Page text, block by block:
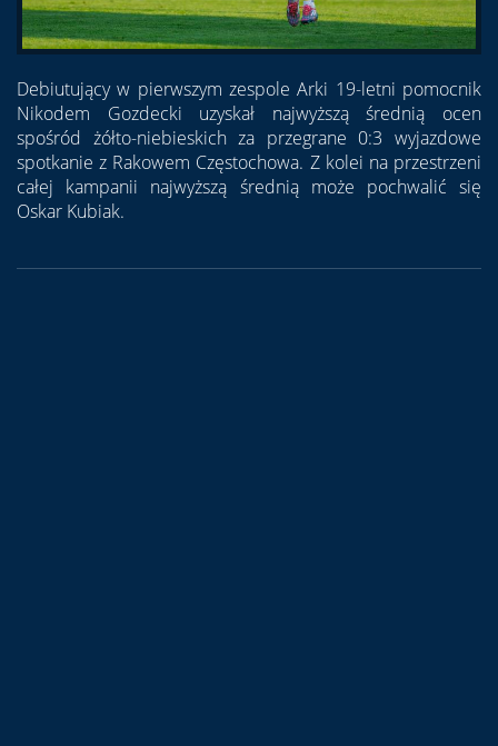
Debiutujący w pierwszym zespole Arki 19-letni pomocnik
Nikodem Gozdecki uzyskał najwyższą średnią ocen
spośród żółto-niebieskich za przegrane 0:3 wyjazdowe
spotkanie z Rakowem Częstochowa. Z kolei na przestrzeni
całej kampanii najwyższą średnią może pochwalić się
Oskar Kubiak.